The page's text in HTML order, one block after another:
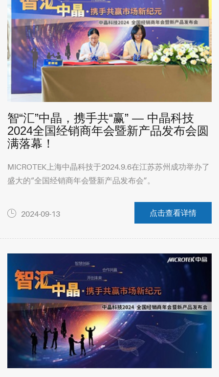
智“汇”中晶，携手共“赢” — 中晶科技
2024全国经销商年会暨新产品发布会圆
满落幕！
MICROTEK上海中晶科技于2024.9.6在江苏苏州成功举办了
盛大的“全国经销商年会暨新产品发布会”。
2024-09-13 点击查看详情